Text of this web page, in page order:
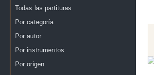
Todas las partituras
Por categoría
Por autor
Por instrumentos
Por origen